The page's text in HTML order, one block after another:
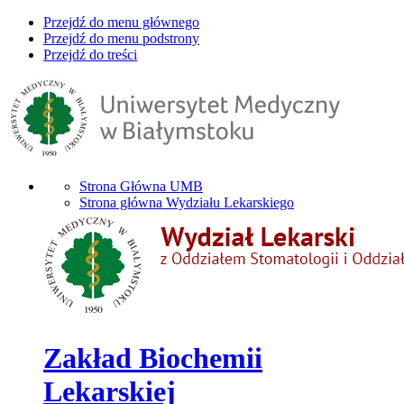
Przejdź do menu głównego
Przejdź do menu podstrony
Przejdź do treści
Strona Główna UMB
Strona główna Wydziału Lekarskiego
Zakład Biochemii
Lekarskiej